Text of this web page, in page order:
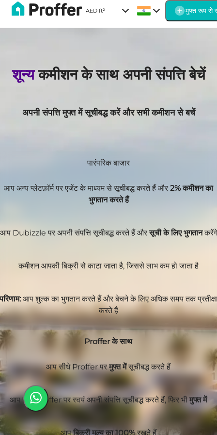
AED ft² मुफ्त रूप से
शून्यकमीशन के साथ अपनी संपत्ति बेचें
अपनी संपत्ति मुफ्त में सूचीबद्ध करें और सभी कमीशन से बचें
पारंपरिक बाजार
आप अन्य प्लेटफ़ॉर्म पर एजेंट के माध्यम से सूचीबद्ध करते हैं और 2% कमीशन का
भुगतान करते हैं
आप Dubizzle पर अपनी संपत्ति सूचीबद्ध करते हैं औरसूची के लिए भुगतानकरेंगे
कमीशन आपकी बिक्री से काटा जाता है, जिससे लाभ कम हो जाता है
आप शुल्क का भुगतान करते हैं और बेचने के लिए अधिक समय तक
करते हैं
Proffer के साथ
आप सीधे Proffer परमुफ्त मेंसूचीबद्ध करते हैं
आप सीधे Proffer पर स्वयं अपनी संपत्ति सूचीबद्ध करते हैं, फिर भीमुफ्त में
आपबिक्री मूल्य का 100%रखते हैं